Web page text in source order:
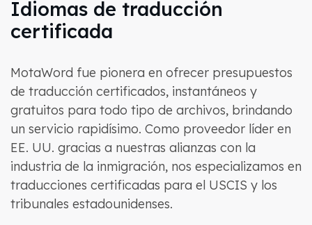
Idiomas de traducción
certificada
MotaWord fue pionera en ofrecer presupuestos
de traducción certificados, instantáneos y
gratuitos para todo tipo de archivos, brindando
un servicio rapidísimo. Como proveedor líder en
EE. UU. gracias a nuestras alianzas con la
industria de la inmigración, nos especializamos en
traducciones certificadas para el USCIS y los
tribunales estadounidenses.